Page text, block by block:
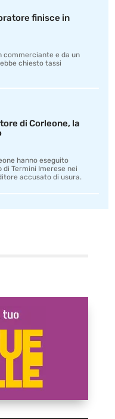
finisce in
commerciante e da un
chiesto tassi
di Corleone, la
hanno eseguito
di Termini Imerese nei
accusato di usura.